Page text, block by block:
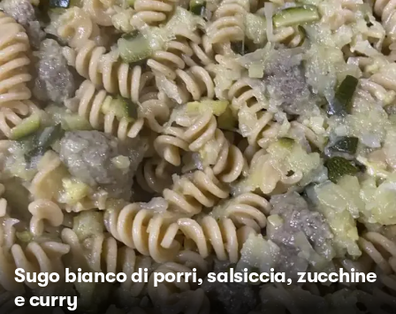
Sugo bianco di porri, salsiccia, zucchine
e curry